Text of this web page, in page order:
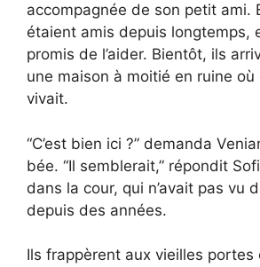
accompagnée de son petit ami.
étaient amis depuis longtemps,
promis de l’aider. Bientôt, ils
une maison à moitié en ruine où
vivait.
“C’est bien ici ?” demanda
bée. “Il semblerait,” répondit
dans la cour, qui n’avait pas vu
depuis des années.
Ils frappèrent aux vieilles portes